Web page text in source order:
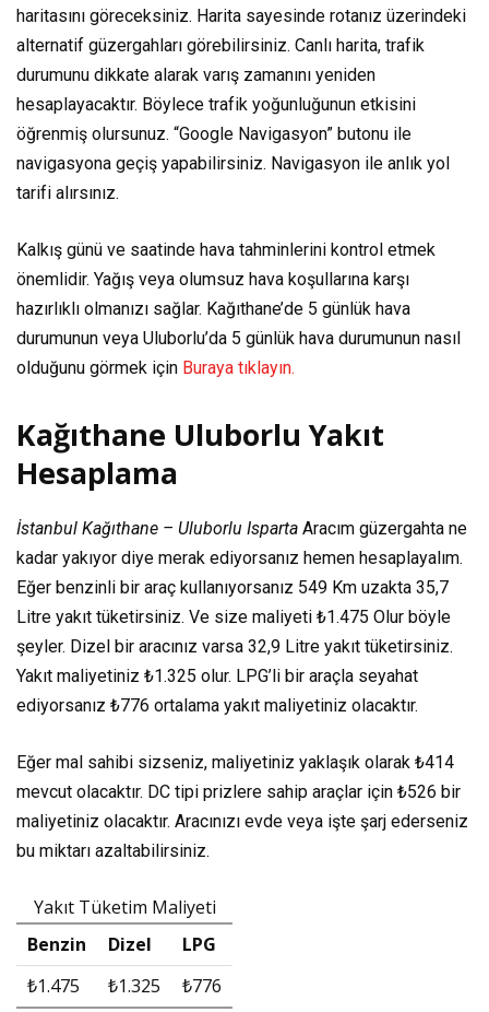
haritasını göreceksiniz. Harita sayesinde rotanız üzerindeki
alternatif güzergahları görebilirsiniz. Canlı harita, trafik
durumunu dikkate alarak varış zamanını yeniden
hesaplayacaktır. Böylece trafik yoğunluğunun etkisini
öğrenmiş olursunuz. “Google Navigasyon” butonu ile
navigasyona geçiş yapabilirsiniz. Navigasyon ile anlık yol
tarifi alırsınız.
Kalkış günü ve saatinde hava tahminlerini kontrol etmek
önemlidir. Yağış veya olumsuz hava koşullarına karşı
hazırlıklı olmanızı sağlar. Kağıthane’de 5 günlük hava
durumunun veya Uluborlu’da 5 günlük hava durumunun nasıl
olduğunu görmek için Buraya tıklayın.
Kağıthane Uluborlu Yakıt
Hesaplama
İstanbul Kağıthane – Uluborlu Isparta Aracım güzergahta ne
kadar yakıyor diye merak ediyorsanız hemen hesaplayalım.
Eğer benzinli bir araç kullanıyorsanız 549 Km uzakta 35,7
Litre yakıt tüketirsiniz. Ve size maliyeti ₺1.475 Olur böyle
şeyler. Dizel bir aracınız varsa 32,9 Litre yakıt tüketirsiniz.
Yakıt maliyetiniz ₺1.325 olur. LPG’li bir araçla seyahat
ediyorsanız ₺776 ortalama yakıt maliyetiniz olacaktır.
Eğer mal sahibi sizseniz, maliyetiniz yaklaşık olarak ₺414
mevcut olacaktır. DC tipi prizlere sahip araçlar için ₺526 bir
maliyetiniz olacaktır. Aracınızı evde veya işte şarj ederseniz
bu miktarı azaltabilirsiniz.
Yakıt Tüketim Maliyeti
Benzin
Dizel
LPG
₺1.475
₺1.325 ₺776